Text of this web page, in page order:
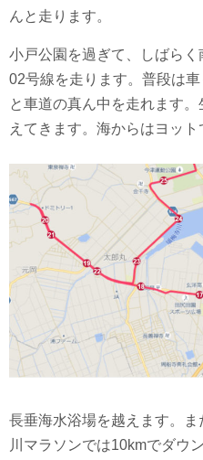
んと走ります。
小戸公園を過ぎて、しばら
02号線を走ります。普段は
と車道の真ん中を走れます
えてきます。海からはヨット
長垂海水浴場を越えます。
川マラソンでは10kmでダウ